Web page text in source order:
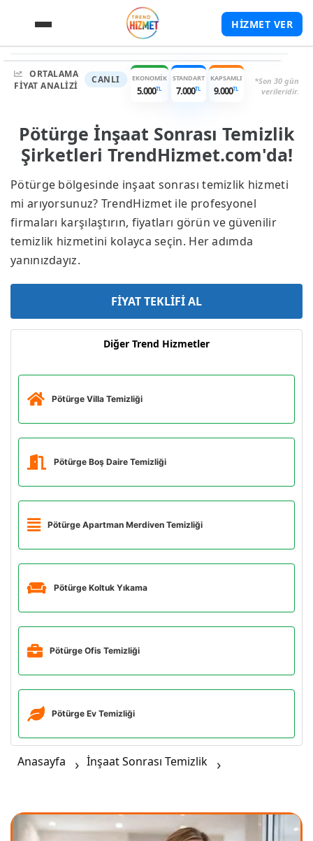
HİZMET VER
Pötürge İnşaat Sonrası Temizlik
Şirketleri TrendHizmet.com'da!
Pötürge bölgesinde inşaat sonrası temizlik hizmeti
mi arıyorsunuz? TrendHizmet ile profesyonel
firmaları karşılaştırın, fiyatları görün ve güvenilir
temizlik hizmetini kolayca seçin. Her adımda
yanınızdayız.
FİYAT TEKLİFİ AL
Diğer Trend Hizmetler
Pötürge Villa Temizliği
Pötürge Boş Daire Temizliği
Pötürge Apartman Merdiven Temizliği
Pötürge Koltuk Yıkama
Pötürge Ofis Temizliği
Pötürge Ev Temizliği
Yüksek Puan
5.000TL-9.000
ORTALAMA
FIYAT ANALIZI
CANLI EKONOMIK
5.000TL
STANDART
7.000TL
KAPSAMLI
9.000TL
*Son 30 gün
verileridir.
Anasayfa İnşaat Sonrası Temizlik